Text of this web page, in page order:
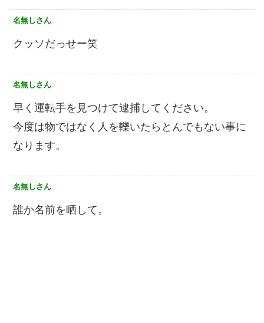
名無しさん
クッソだっせー笑
名無しさん
早く運転手を見つけて逮捕してください。
今度は物ではなく人を轢いたらとんでもない事に
なります。
名無しさん
誰か名前を晒して。